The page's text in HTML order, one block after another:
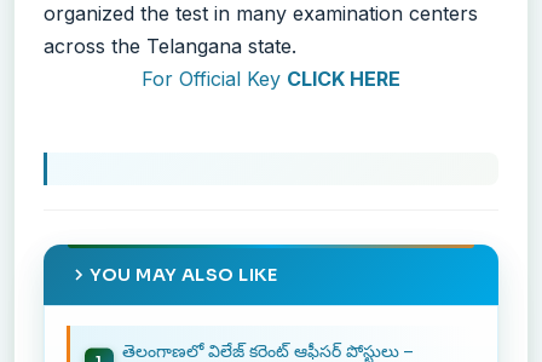
organized the test in many examination centers
across the Telangana state.
For Official Key CLICK HERE
YOU MAY ALSO LIKE
తెలంగాణలో విలేజ్ కరెంట్ ఆఫీసర్ పోస్టులు –